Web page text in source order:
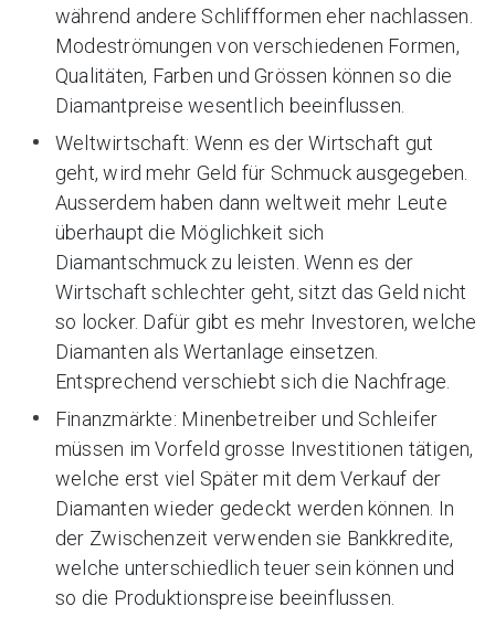
während andere Schliffformen eher nachlassen.
Modeströmungen von verschiedenen Formen,
Qualitäten, Farben und Grössen können so die
Diamantpreise wesentlich beeinflussen.
Weltwirtschaft: Wenn es der Wirtschaft gut
geht, wird mehr Geld für Schmuck ausgegeben.
Ausserdem haben dann weltweit mehr Leute
überhaupt die Möglichkeit sich
Diamantschmuck zu leisten. Wenn es der
Wirtschaft schlechter geht, sitzt das Geld nicht
so locker. Dafür gibt es mehr Investoren, welche
Diamanten als Wertanlage einsetzen.
Entsprechend verschiebt sich die Nachfrage.
Finanzmärkte: Minenbetreiber und Schleifer
müssen im Vorfeld grosse Investitionen tätigen,
welche erst viel Später mit dem Verkauf der
Diamanten wieder gedeckt werden können. In
der Zwischenzeit verwenden sie Bankkredite,
welche unterschiedlich teuer sein können und
so die Produktionspreise beeinflussen.